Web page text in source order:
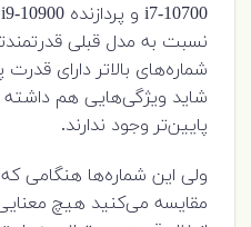
نسبت به مدل قبلی
شماره‌های بالاتر دارای
شاید ویژگی‌هایی هم
پایین‌تر وجود ندارند.
ولی این شماره‌ها هنگامی که